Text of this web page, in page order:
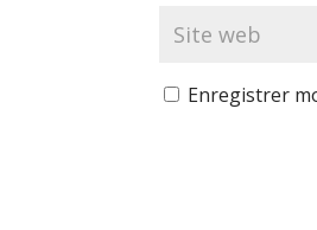
Enregistrer